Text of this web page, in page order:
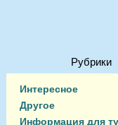
Рубрики
Интересное
Другое
Информация для